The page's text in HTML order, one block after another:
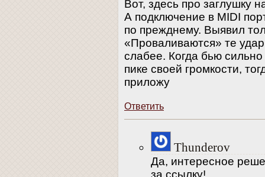
Вот, здесь про заглушку
А подключение в MIDI
по прежднему. Выявил
«Проваливаются» те
слабее. Когда бью
пике своей громкости,
приложу
Ответить
Thunderov
Да, интересное
за ссылку!